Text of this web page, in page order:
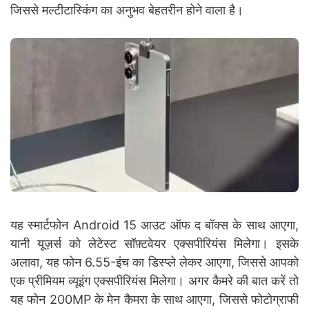
जिससे मल्टीटास्किंग का अनुभव बेहतरीन होने वाला है।
यह स्मार्टफोन Android 15 आउट ऑफ द बॉक्स के साथ आएगा,
यानी यूज़र्स को लेटेस्ट सॉफ़्टवेयर एक्सपीरियंस मिलेगा। इसके
अलावा, यह फोन 6.55-इंच का डिस्प्ले लेकर आएगा, जिससे आपको
एक प्रीमियम व्यूइंग एक्सपीरियंस मिलेगा। अगर कैमरे की बात करें तो
यह फोन 200MP के मेन कैमरा के साथ आएगा, जिससे फोटोग्राफी